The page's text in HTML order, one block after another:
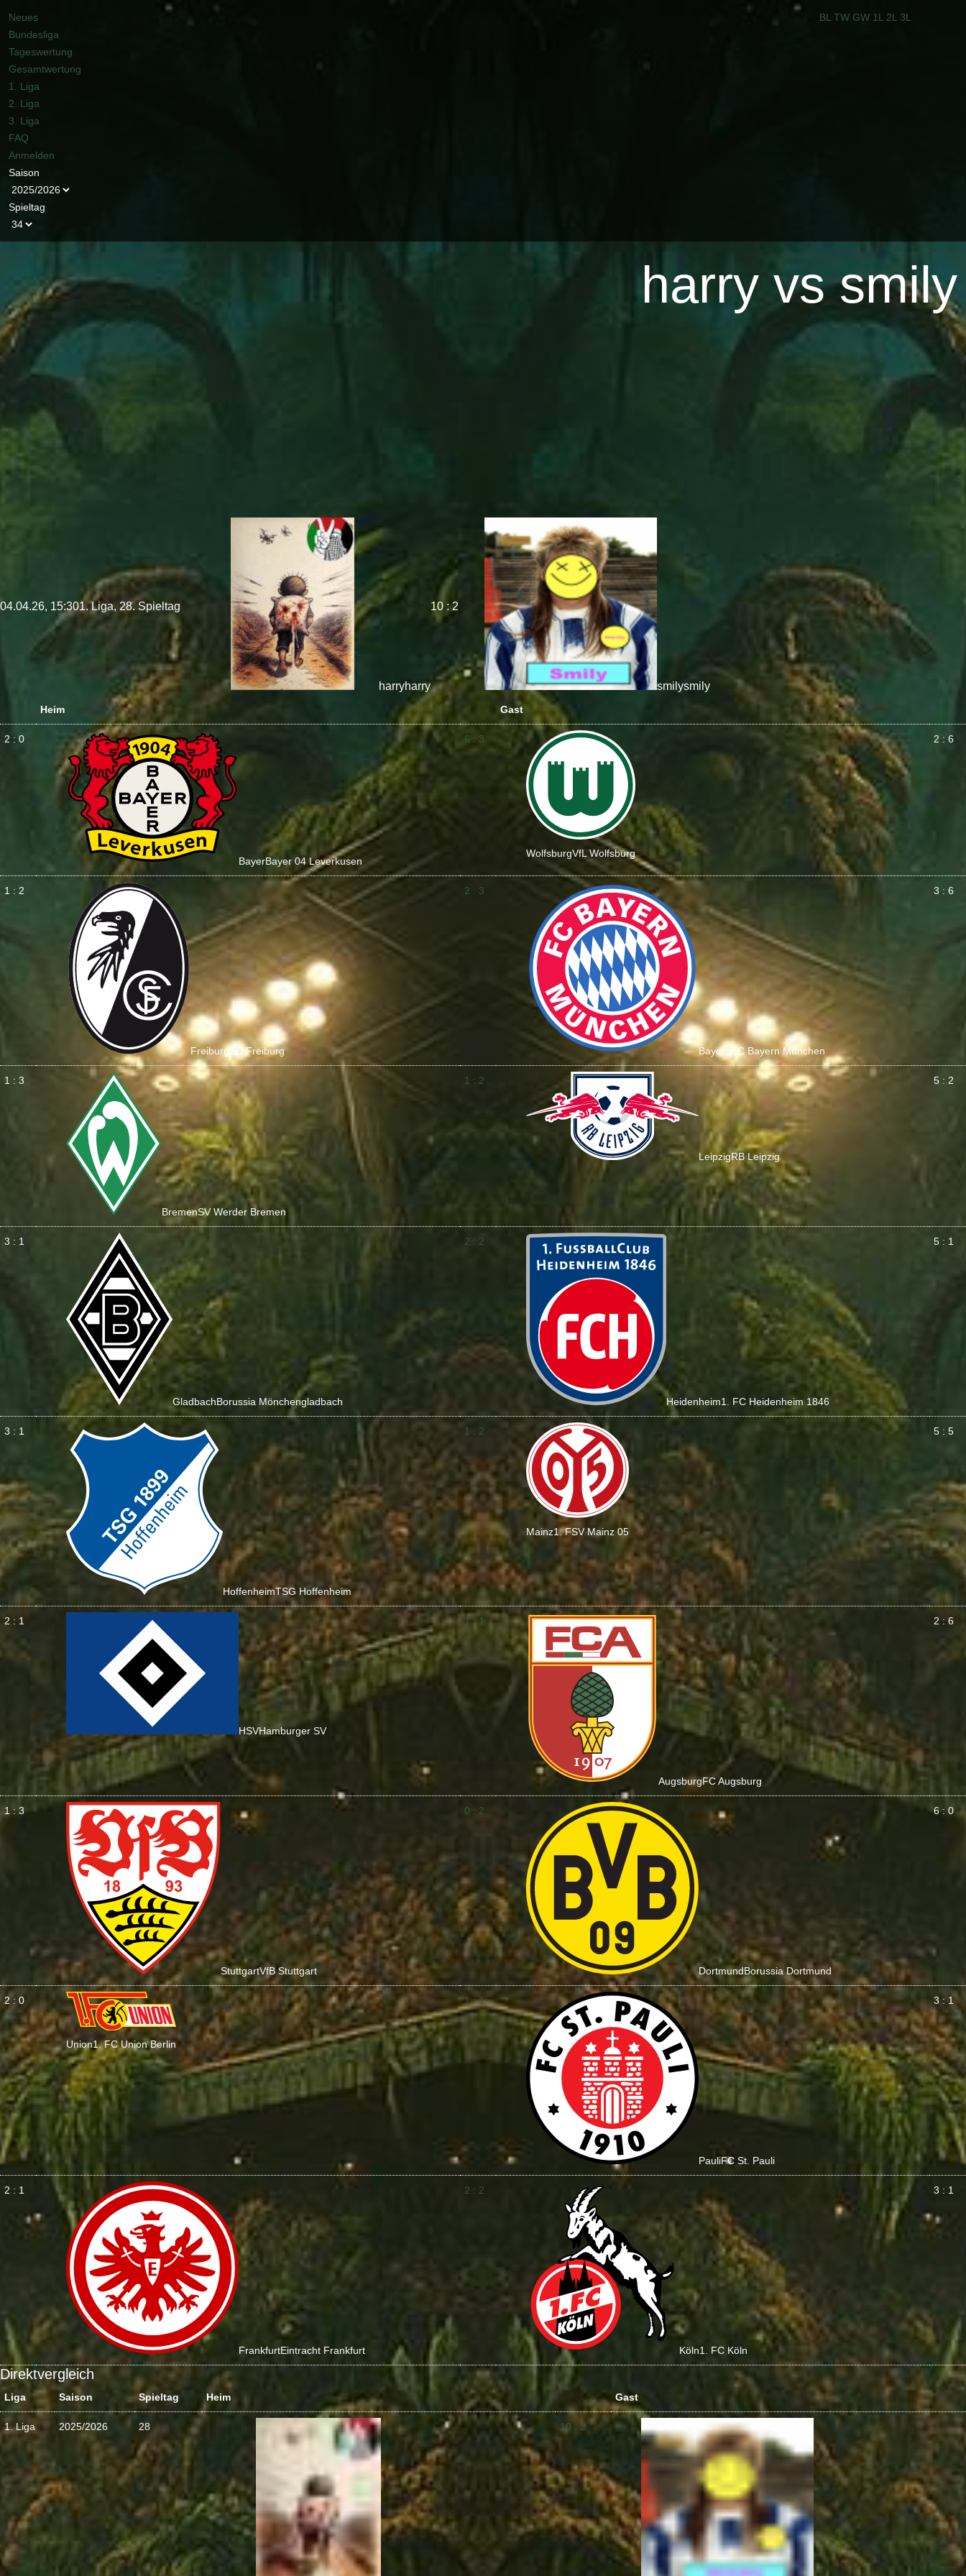
Neues
Bundesliga
Tageswertung
Gesamtwertung
1. Liga
2. Liga
3. Liga
FAQ
Anmelden
BL TW GW 1L 2L 3L
Saison
Spieltag
harry vs smily
04.04.26, 15:301. Liga, 28. Spieltag
harryharry
10 : 2
smilysmily
Heim Gast
2 : 0
BayerBayer 04 Leverkusen
6 : 3
WolfsburgVfL Wolfsburg
2 : 6
1 : 2
FreiburgSC Freiburg
2 : 3
BayernFC Bayern München
3 : 6
1 : 3
BremenSV Werder Bremen
1 : 2
LeipzigRB Leipzig
5 : 2
3 : 1
GladbachBorussia Mönchengladbach
2 : 2
Heidenheim1. FC Heidenheim 1846
5 : 1
3 : 1
HoffenheimTSG Hoffenheim
1 : 2
Mainz1. FSV Mainz 05
5 : 5
2 : 1
HSVHamburger SV
1 : 1
AugsburgFC Augsburg
2 : 6
1 : 3
StuttgartVfB Stuttgart
0 : 2
DortmundBorussia Dortmund
6 : 0
2 : 0
Union1. FC Union Berlin
1 : 1
PauliFC St. Pauli
3 : 1
2 : 1
FrankfurtEintracht Frankfurt
2 : 2
Köln1. FC Köln
3 : 1
Direktvergleich
Liga Saison Spieltag Heim Gast
1. Liga 2025/2026 28 10 : 2